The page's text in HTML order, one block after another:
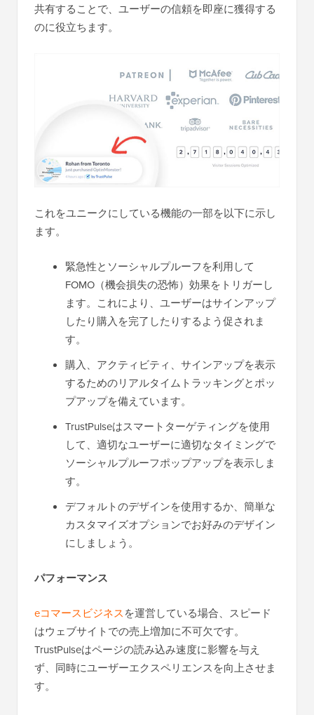
共有することで、ユーザーの信頼を即座に獲得する
のに役立ちます。
これをユニークにしている機能の一部を以下に示し
ます。
緊急性とソーシャルプルーフを利用して
FOMO（機会損失の恐怖）効果をトリガーし
ます。これにより、ユーザーはサインアップ
したり購入を完了したりするよう促されま
す。
購入、アクティビティ、サインアップを表示
するためのリアルタイムトラッキングとポッ
プアップを備えています。
TrustPulseはスマートターゲティングを使用
して、適切なユーザーに適切なタイミングで
ソーシャルプルーフポップアップを表示しま
す。
デフォルトのデザインを使用するか、簡単な
カスタマイズオプションでお好みのデザイン
にしましょう。
パフォーマンス
eコマースビジネスを運営している場合、スピード
はウェブサイトでの売上増加に不可欠です。
TrustPulseはページの読み込み速度に影響を与え
ず、同時にユーザーエクスペリエンスを向上させま
す。